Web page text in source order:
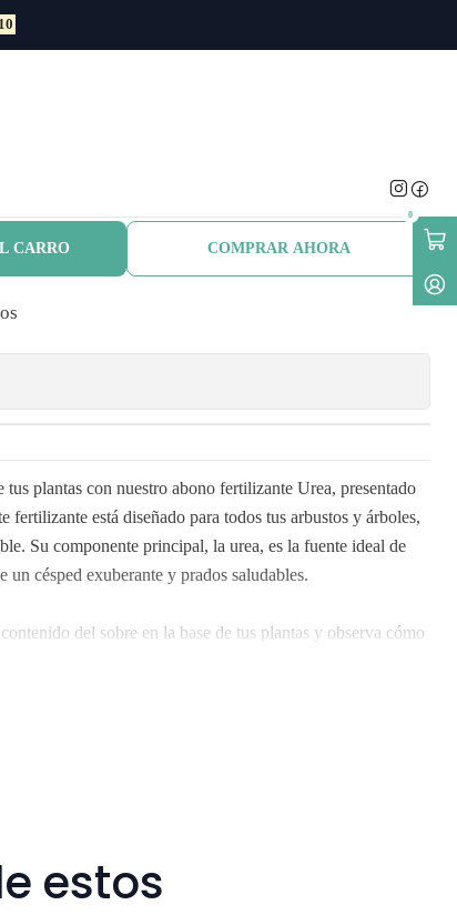
0
Gr Abono
CARRO COMPRAR AHORA
plantas con nuestro abono fertilizante Urea, presentado
fertilizante está diseñado para todos tus arbustos y árboles,
Su componente principal, la urea, es la fuente ideal de
césped exuberante y prados saludables.
del sobre en la base de tus plantas y observa cómo
No enviamos a regiones.
estos